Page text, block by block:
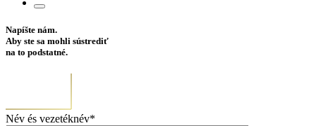
Napíšte nám.
Aby ste sa mohli sústrediť
na to podstatné.
Név és vezetéknév*